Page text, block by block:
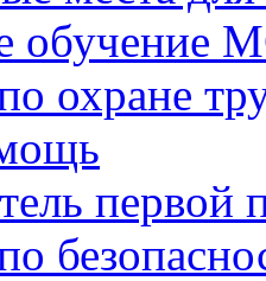
обучение
охране